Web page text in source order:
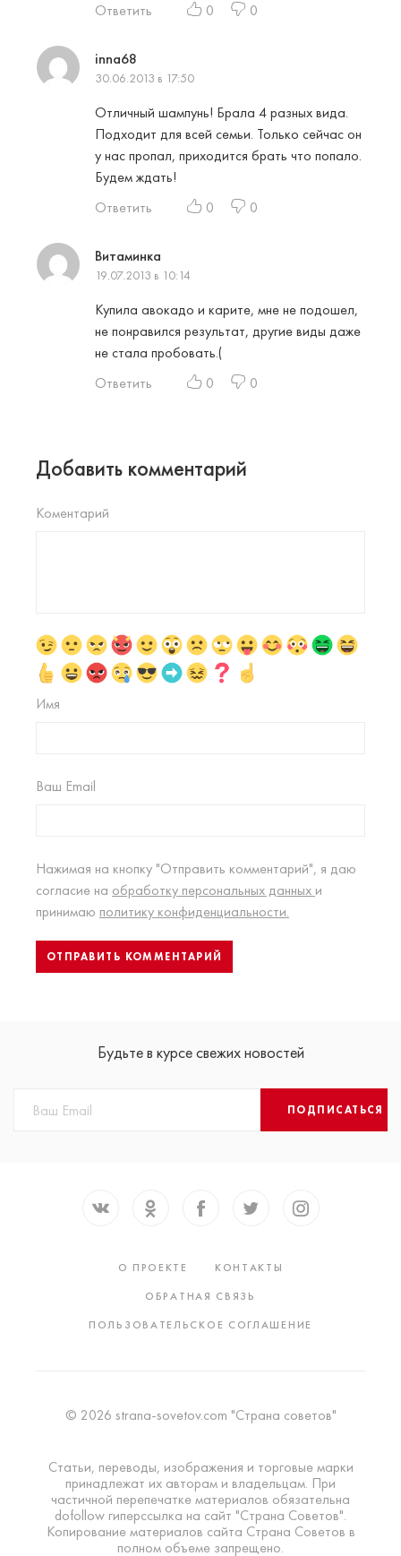
Ответить
0 0
inna68
30.06.2013 в 17:50
Отличный шампунь! Брала 4 разных вида.
Подходит для всей семьи. Только сейчас он
у нас пропал, приходится брать что попало.
Будем ждать!
Ответить
0 0
Витаминка
19.07.2013 в 10:14
Купила авокадо и карите, мне не подошел,
не понравился результат, другие виды даже
не стала пробовать.(
Ответить
0 0
Добавить комментарий
Коментарий
Имя
Ваш Email
Нажимая на кнопку "Отправить комментарий", я даю
согласие на обработку персональных данных и
принимаю политику конфиденциальности.
Будьте в курсе свежих новостей
ПОДПИСАТЬСЯ
О ПРОЕКТЕ
КОНТАКТЫ
ОБРАТНАЯ СВЯЗЬ
ПОЛЬЗОВАТЕЛЬСКОЕ СОГЛАШЕНИЕ
© 2026 strana-sovetov.com "Страна советов"
Статьи, переводы, изображения и торговые марки
принадлежат их авторам и владельцам. При
частичной перепечатке материалов обязательна
dofollow гиперссылка на сайт "Страна Советов".
Копирование материалов сайта Страна Советов в
полном объеме запрещено.